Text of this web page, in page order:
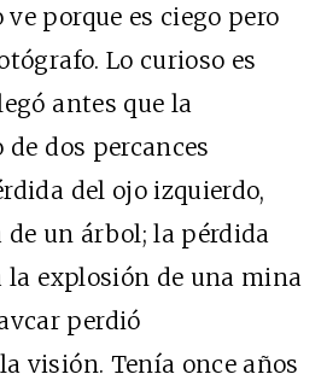
porque es ciego pero
Lo curioso es
antes que la
dos percances
del ojo izquierdo,
de un árbol; la pérdida
la explosión de una mina
perdió
visión. Tenía once años